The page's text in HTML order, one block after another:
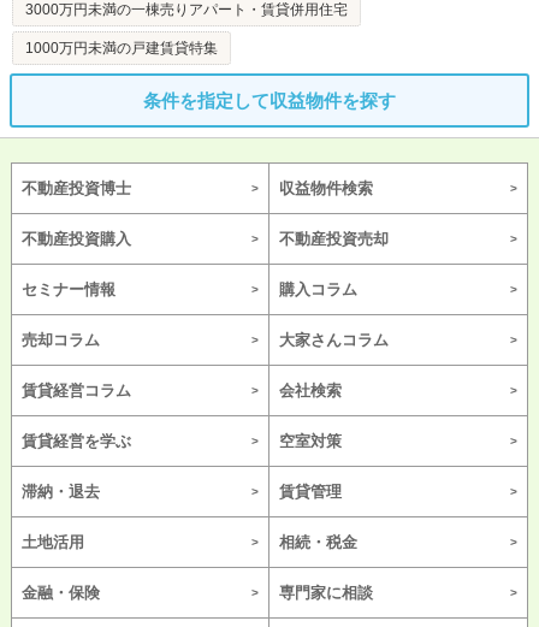
3000万円未満の一棟売りアパート・賃貸併用住宅
1000万円未満の戸建賃貸特集
条件を指定して収益物件を探す
不動産投資博士 収益物件検索
不動産投資購入 不動産投資売却
セミナー情報 購入コラム
売却コラム 大家さんコラム
賃貸経営コラム 会社検索
賃貸経営を学ぶ 空室対策
滞納・退去 賃貸管理
土地活用 相続・税金
金融・保険 専門家に相談